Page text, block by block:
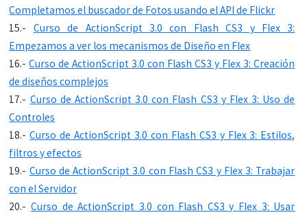
Completamos el buscador de Fotos usando el API de Flickr
15.- Curso de ActionScript 3.0 con Flash CS3 y Flex 3:
Empezamos a ver los mecanismos de Diseño en Flex
16.-Curso de ActionScript 3.0 con Flash CS3 y Flex 3: Creación
de diseños complejos
17.- Curso de ActionScript 3.0 con Flash CS3 y Flex 3: Uso de
Controles
18.-Curso de ActionScript 3.0 con Flash CS3 y Flex 3: Estilos,
filtros y efectos
19.- Curso de ActionScript 3.0 con Flash CS3 y Flex 3: Trabajar
con el Servidor
20.-Curso de ActionScript 3.0 con Flash CS3 y Flex 3: Usar